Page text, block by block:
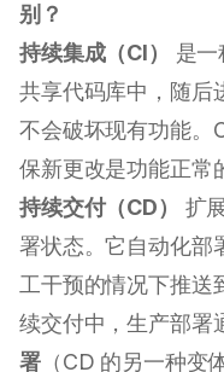
别？
持续集成（CI）
是一
共享代码库中，随后
不会破坏现有功能。
保新更改是功能正常
持续交付（CD）
扩
署状态。它自动化部
工干预的情况下推送
续交付中，生产部署
署（CD 的另一种变